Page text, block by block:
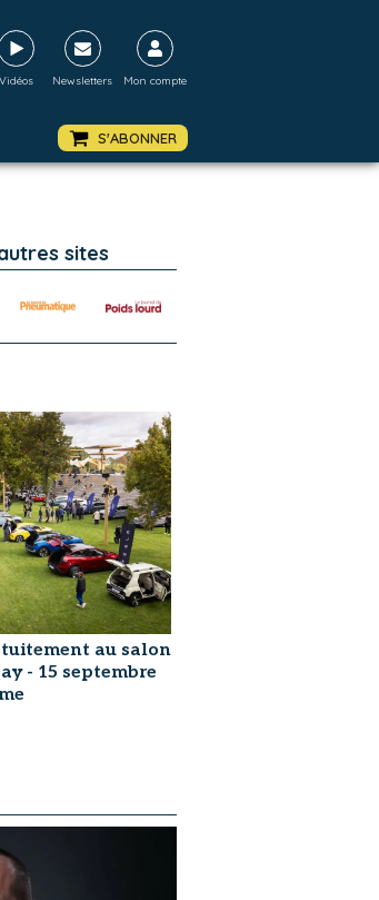
Vidéos Newsletters Mon compte
S'ABONNER
sites
au salon
- 15 septembre